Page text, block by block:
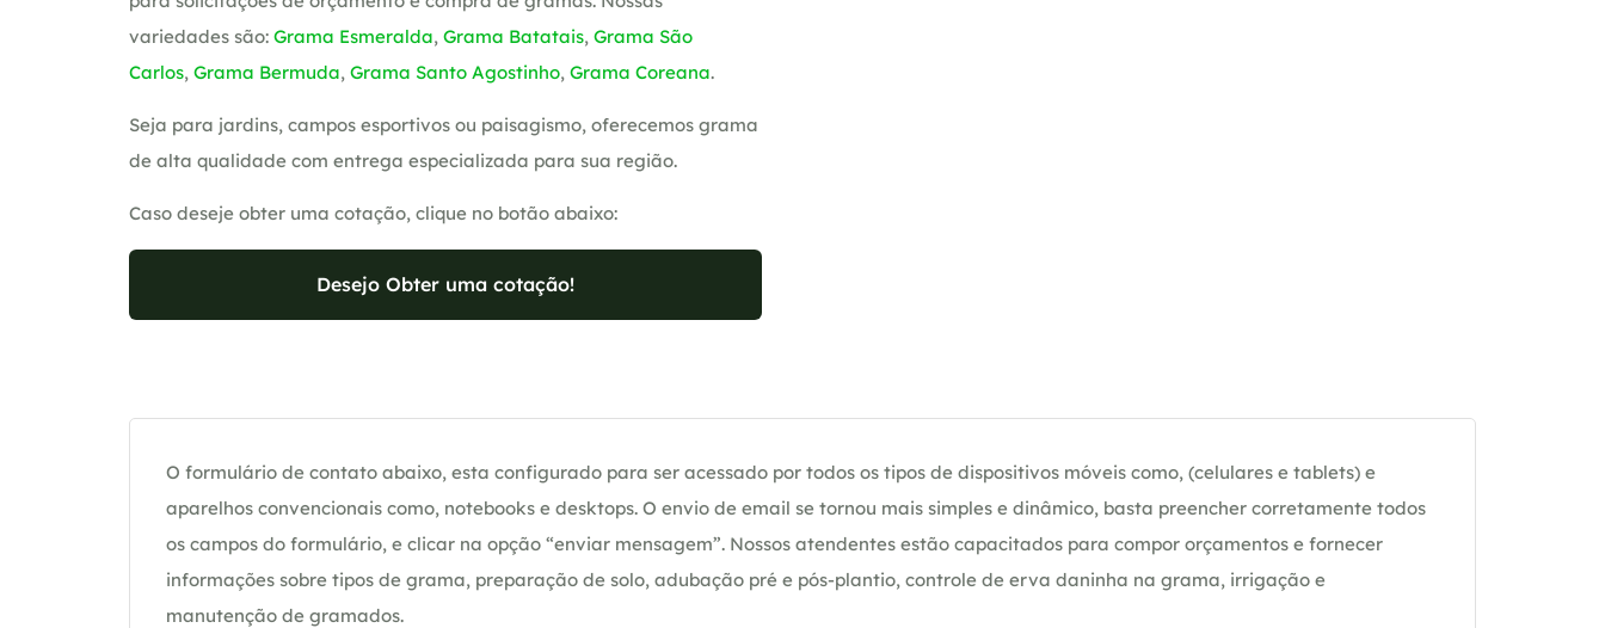
variedades são: Grama Esmeralda, Grama Batatais, Grama São
Carlos, Grama Bermuda, Grama Santo Agostinho, Grama Coreana.
Seja para jardins, campos esportivos ou paisagismo, oferecemos grama
de alta qualidade com entrega especializada para sua região.
Caso deseje obter uma cotação, clique no botão abaixo:
Desejo Obter uma cotação!
O formulário de contato abaixo, esta configurado para ser acessado por todos os tipos de dispositivos móveis como, (celulares e tablets) e
aparelhos convencionais como, notebooks e desktops. O envio de email se tornou mais simples e dinâmico, basta preencher corretamente todos
os campos do formulário, e clicar na opção “enviar mensagem”. Nossos atendentes estão capacitados para compor orçamentos e fornecer
informações sobre tipos de grama, preparação de solo, adubação pré e pós-plantio, controle de erva daninha na grama, irrigação e
manutenção de gramados.